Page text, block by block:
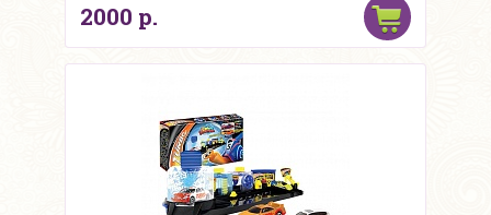
2000 р.